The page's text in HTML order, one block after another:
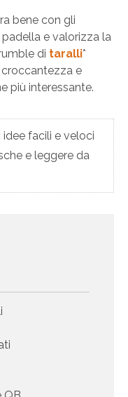
bene con gli
e valorizza la
di taralli*
e
più interessante.
facili e veloci
e leggere da